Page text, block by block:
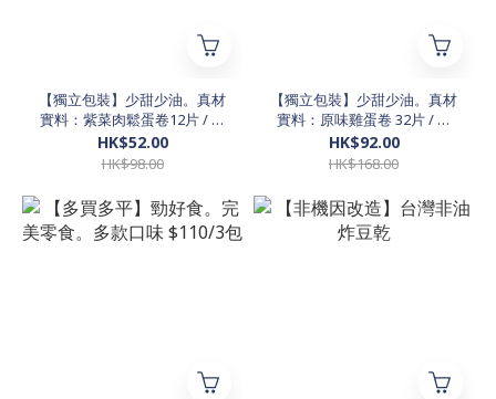
【獨立包裝】少甜少油。真材
實料：紫菜肉鬆蛋卷12片 / 杏
仁蛋卷12片 (獨立包裝)
HK$52.00
HK$98.00
【獨立包裝】少甜少油。真材
實料：原味雞蛋卷 32片 / 杏
仁蛋卷 30片
HK$92.00
HK$168.00